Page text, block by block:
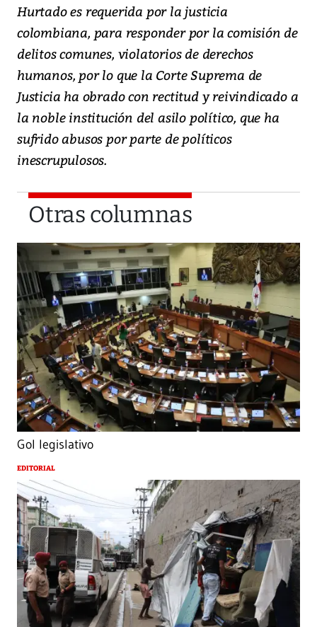
Hurtado es requerida por la justicia
colombiana, para responder por la comisión de
delitos comunes, violatorios de derechos
humanos, por lo que la Corte Suprema de
Justicia ha obrado con rectitud y reivindicado a
la noble institución del asilo político, que ha
sufrido abusos por parte de políticos
inescrupulosos.
Otras columnas
Gol legislativo
EDITORIAL